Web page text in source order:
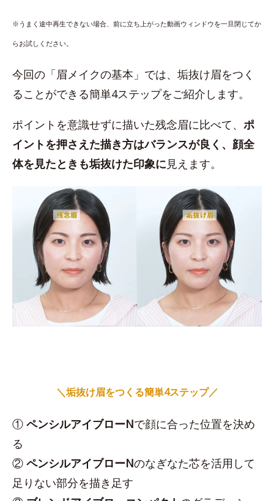
※うまく途中再生できない場合、前に立ち上がった動画ウィンドウを一旦閉じてか
らお試しください。
今回の「眉メイクの基本」では、垢抜け眉をつく
ることができる簡単4ステップをご紹介します。
ポイントを意識せずに描いた残念眉に比べて、 ポ
イントを押さえた描き方はバランスが良く、顔全
体を見たときも垢抜けた印象に見えます。
＼垢抜け眉をつくる簡単4ステップ／
① ペンシルアイブローNで顔に合った位置を決め
る
② ペンシルアイブローNのなぎなた芯を活用して
足りない部分を描き足す